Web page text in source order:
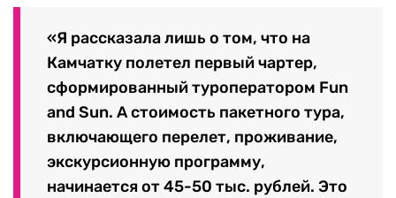
«Я рассказала лишь о том, что на
Камчатку полетел первый чартер,
сформированный туроператором Fun
and Sun. А стоимость пакетного тура,
включающего перелет, проживание,
экскурсионную программу,
начинается от 45-50 тыс. рублей. Это